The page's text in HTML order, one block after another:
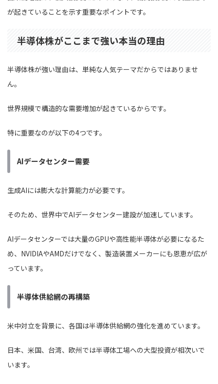
が起きていることを示す重要なポイントです。
半導体株がここまで強い本当の理由
半導体株が強い理由は、単純な人気テーマだからではありませ
ん。
世界規模で構造的な需要増加が起きているからです。
特に重要なのが以下の4つです。
AIデータセンター需要
生成AIには膨大な計算能力が必要です。
そのため、世界中でAIデータセンター建設が加速しています。
AIデータセンターでは大量のGPUや高性能半導体が必要になるた
め、NVIDIAやAMDだけでなく、製造装置メーカーにも恩恵が広が
っています。
半導体供給網の再構築
米中対立を背景に、各国は半導体供給網の強化を進めています。
日本、米国、台湾、欧州では半導体工場への大型投資が相次いで
います。